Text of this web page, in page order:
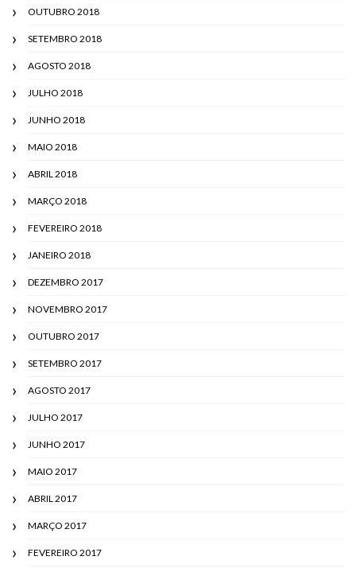
OUTUBRO 2018
SETEMBRO 2018
AGOSTO 2018
JULHO 2018
JUNHO 2018
MAIO 2018
ABRIL 2018
MARÇO 2018
FEVEREIRO 2018
JANEIRO 2018
DEZEMBRO 2017
NOVEMBRO 2017
OUTUBRO 2017
SETEMBRO 2017
AGOSTO 2017
JULHO 2017
JUNHO 2017
MAIO 2017
ABRIL 2017
MARÇO 2017
FEVEREIRO 2017